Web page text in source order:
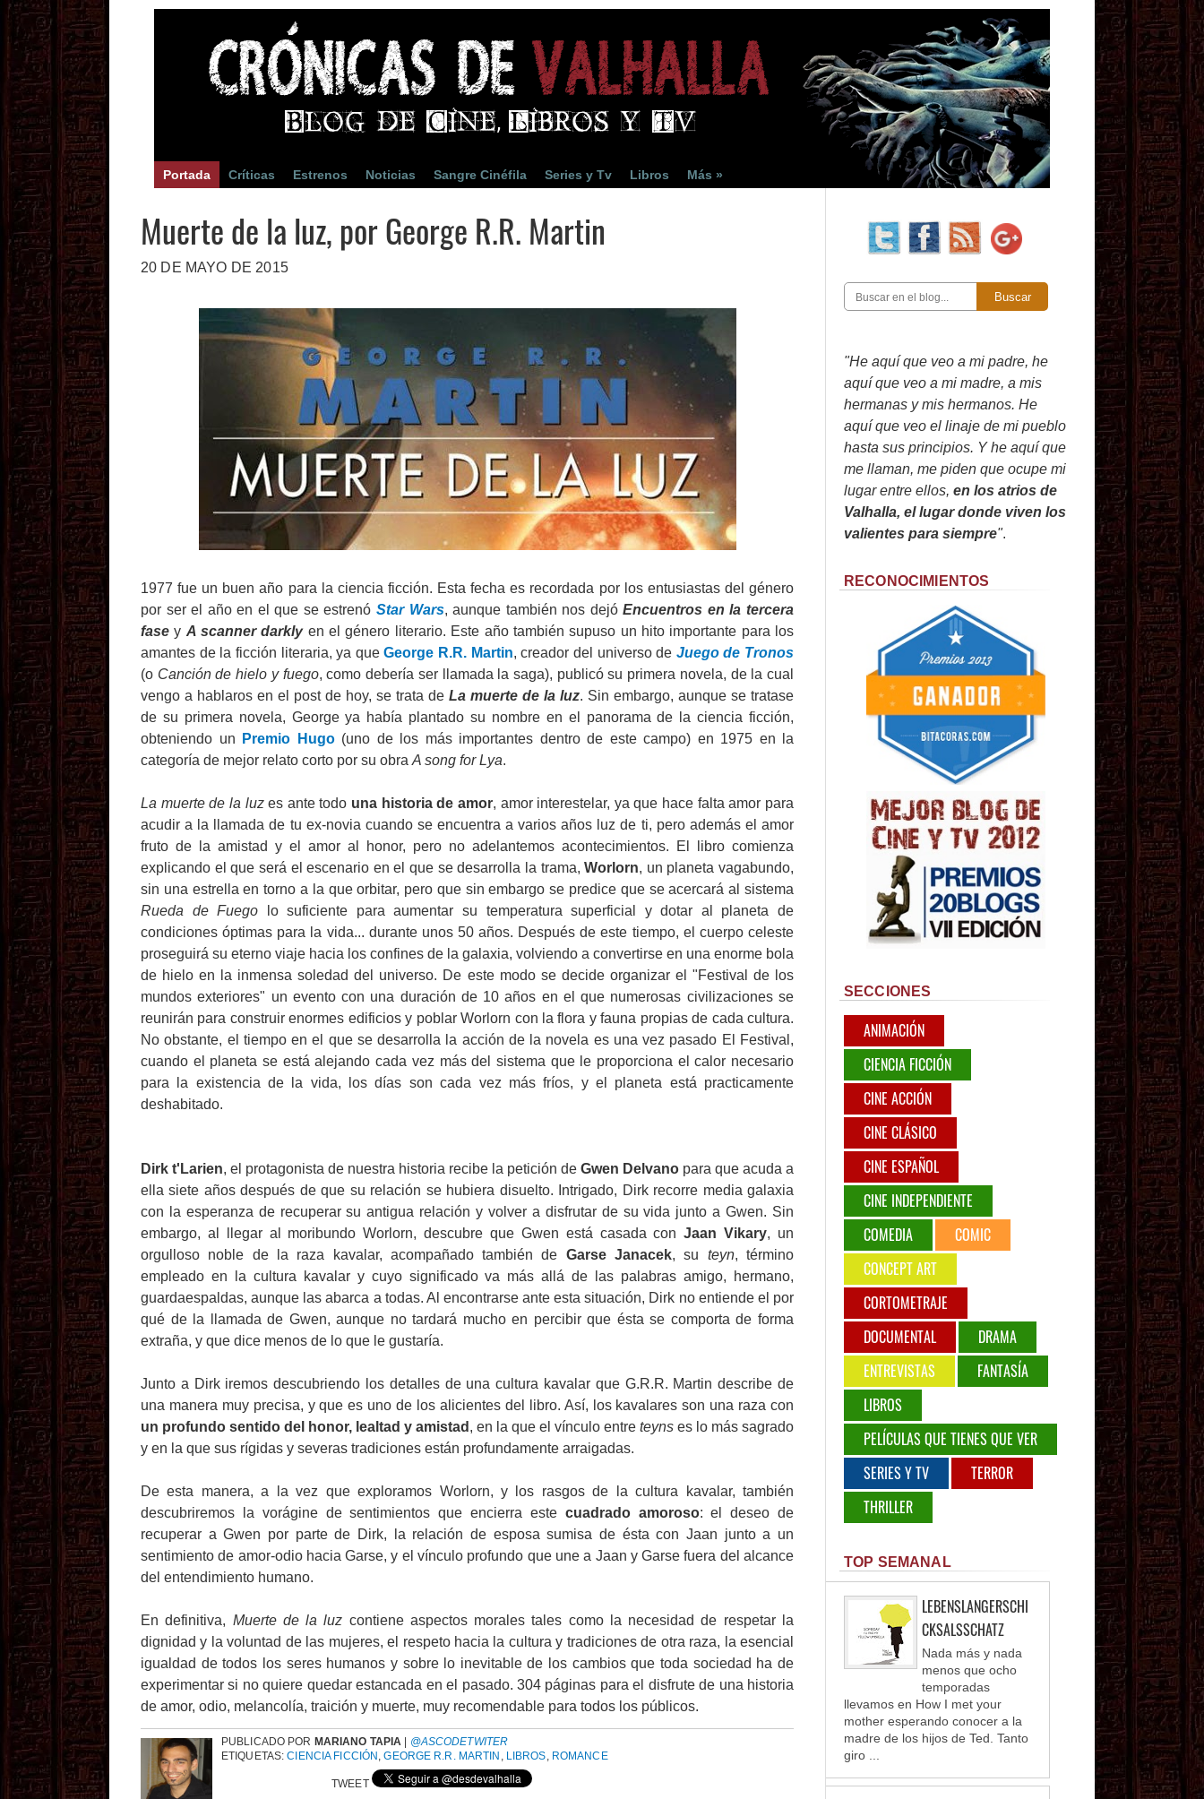
Portada Críticas Estrenos Noticias Sangre Cinéfila Series y Tv Libros Más »
Muerte de la luz, por George R.R. Martin
20 DE MAYO DE 2015
1977 fue un buen año para la ciencia ficción. Esta fecha es recordada por los entusiastas del género
por ser el año en el que se estrenó Star Wars, aunque también nos dejóEncuentros en la tercera
fase y A scanner darklyen el género literario. Este año también supuso un hito importante para los
amantes de la ficción literaria, ya queGeorge R.R. Martin, creador del universo de Juego de Tronos
(o Canción de hielo y fuego, como debería ser llamada la saga), publicó su primera novela, de la cual
vengo a hablaros en el post de hoy, se trata de La muerte de la luz. Sin embargo, aunque se tratase
de su primera novela, George ya había plantado su nombre en el panorama de la ciencia ficción,
obteniendo un
Premio Hugo(uno de los más importantes dentro de este campo) en 1975 en la
categoría de mejor relato corto por su obra A song for Lya.
La muerte de la luzes ante todo una historia de amor, amor interestelar, ya que hace falta amor para
acudir a la llamada de tu ex-novia cuando se encuentra a varios años luz de ti, pero además el amor
fruto de la amistad y el amor al honor, pero no adelantemos acontecimientos. El libro comienza
explicando el que será el escenario en el que se desarrolla la trama,Worlorn, un planeta vagabundo,
sin una estrella en torno a la que orbitar, pero que sin embargo se predice que se acercará al sistema
Rueda de Fuego lo suficiente para aumentar su temperatura superficial y dotar al planeta de
condiciones óptimas para la vida... durante unos 50 años. Después de este tiempo, el cuerpo celeste
proseguirá su eterno viaje hacia los confines de la galaxia, volviendo a convertirse en una enorme bola
de hielo en la inmensa soledad del universo. De este modo se decide organizar el "Festival de los
mundos exteriores" un evento con una duración de 10 años en el que numerosas civilizaciones se
reunirán para construir enormes edificios y poblar Worlorn con la flora y fauna propias de cada cultura.
No obstante, el tiempo en el que se desarrolla la acción de la novela es una vez pasado El Festival,
cuando el planeta se está alejando cada vez más del sistema que le proporciona el calor necesario
para la existencia de la vida, los días son cada vez más fríos, y el planeta está practicamente
deshabitado.
Dirk t'Larien, el protagonista de nuestra historia recibe la petición de Gwen Delvano para que acuda a
ella siete años después de que su relación se hubiera disuelto. Intrigado, Dirk recorre media galaxia
con la esperanza de recuperar su antigua relación y volver a disfrutar de su vida junto a Gwen. Sin
embargo, al llegar al moribundo Worlorn, descubre que Gwen está casada conJaan Vikary, un
orgulloso noble de la raza kavalar, acompañado también de Garse Janacek, su teyn, término
empleado en la cultura kavalar y cuyo significado va más allá de las palabras amigo, hermano,
guardaespaldas, aunque las abarca a todas. Al encontrarse ante esta situación, Dirk no entiende el por
qué de la llamada de Gwen, aunque no tardará mucho en percibir que ésta se comporta de forma
extraña, y que dice menos de lo que le gustaría.
Junto a Dirk iremos descubriendo los detalles de una cultura kavalar que G.R.R. Martin describe de
una manera muy precisa, y que es uno de los alicientes del libro. Así, los kavalares son una raza con
un profundo sentido del honor, lealtad y amistad , en la que el vínculo entre teyns es lo más sagrado
y en la que sus rígidas y severas tradiciones están profundamente arraigadas.
De esta manera, a la vez que exploramos Worlorn, y los rasgos de la cultura kavalar, también
descubriremos la vorágine de sentimientos que encierra este cuadrado amoroso: el deseo de
recuperar a Gwen por parte de Dirk, la relación de esposa sumisa de ésta con Jaan junto a un
sentimiento de amor-odio hacia Garse, y el vínculo profundo que une a Jaan y Garse fuera del alcance
del entendimiento humano.
En definitiva, Muerte de la luz contiene aspectos morales tales como la necesidad de respetar la
dignidad y la voluntad de las mujeres, el respeto hacia la cultura y tradiciones de otra raza, la esencial
igualdad de todos los seres humanos y sobre lo inevitable de los cambios que toda sociedad ha de
experimentar si no quiere quedar estancada en el pasado. 304 páginas para el disfrute de una historia
de amor, odio, melancolía, traición y muerte, muy recomendable para todos los públicos.
PUBLICADO POR MARIANO TAPIA
@ASCODETWITER
ETIQUETAS:CIENCIA FICCIÓN ,GEORGE R.R. MARTIN , LIBROS, ROMANCE
TWEET
Buscar
"He aquí que veo a mi padre, he
aquí que veo a mi madre, a mis
hermanas y mis hermanos. He
aquí que veo el linaje de mi pueblo
hasta sus principios. Y he aquí que
me llaman, me piden que ocupe mi
lugar entre ellos, en los atrios de
Valhalla, el lugar donde viven los
valientes para siempre".
RECONOCIMIENTOS
SECCIONES
ANIMACIÓN
CIENCIA FICCIÓN
CINE ACCIÓN
CINE CLÁSICO
CINE ESPAÑOL
CINE INDEPENDIENTE
COMEDIA
COMIC
CONCEPT ART
CORTOMETRAJE
DOCUMENTAL
DRAMA
ENTREVISTAS
FANTASÍA
LIBROS
PELÍCULAS QUE TIENES QUE VER
SERIES Y TV
TERROR
THRILLER
TOP SEMANAL
LEBENSLANGERSCHI
CKSALSSCHATZ
Nada más y nada
menos que ocho
temporadas
llevamos en How I met your
mother esperando conocer a la
madre de los hijos de Ted. Tanto
giro ...